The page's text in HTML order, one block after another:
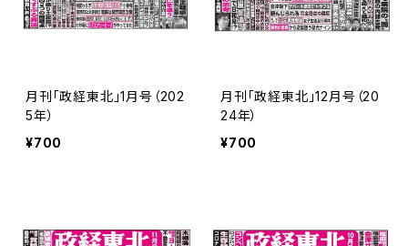
月刊「政経東北」1月号（202
5年）
¥700
月刊「政経東北」12月号（20
24年）
¥700